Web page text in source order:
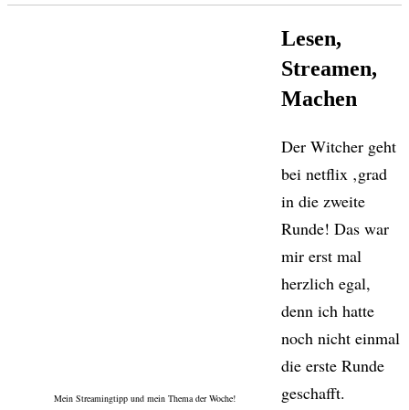
Mein Streamingtipp und mein Thema der Woche!
Lesen,
Streamen,
Machen
Der Witcher geht
bei netflix ‚grad
in die zweite
Runde! Das war
mir erst mal
herzlich egal,
denn ich hatte
noch nicht einmal
die erste Runde
geschafft.